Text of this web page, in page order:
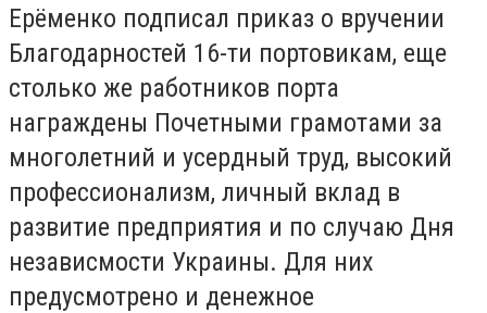
Ерёменко подписал приказ о вручении
Благодарностей 16-ти портовикам, еще
столько же работников порта
награждены Почетными грамотами за
многолетний и усердный труд, высокий
профессионализм, личный вклад в
развитие предприятия и по случаю Дня
независмости Украины. Для них
предусмотрено и денежное